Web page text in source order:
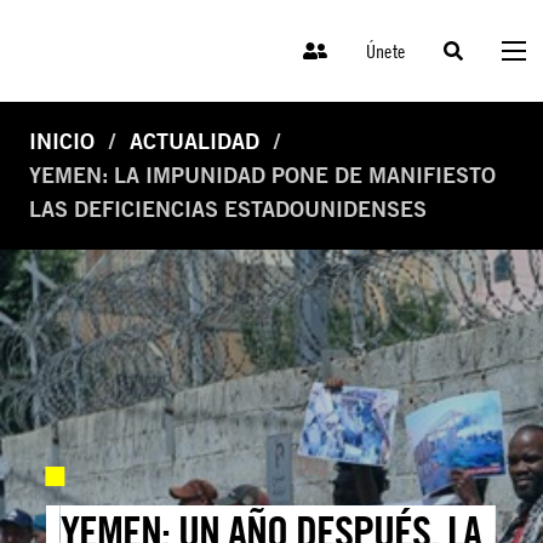
Únete
INICIO
ACTUALIDAD
YEMEN: LA IMPUNIDAD PONE DE MANIFIESTO
LAS DEFICIENCIAS ESTADOUNIDENSES
YEMEN: UN AÑO DESPUÉS, LA